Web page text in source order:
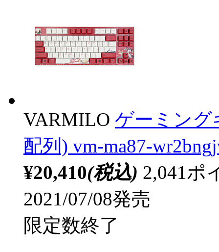
VARMILO ゲーミング
配列) vm-ma87-
¥20,410(税込) 2,041ポ
2021/07/08発売
限定数終了